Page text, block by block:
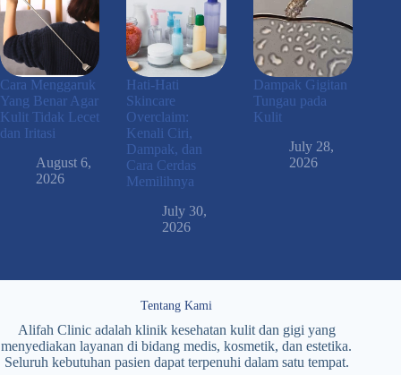
Cara Menggaruk
Yang Benar Agar
Kulit Tidak Lecet
dan Iritasi
August 6,
2026
Hati-Hati
Skincare
Overclaim:
Kenali Ciri,
Dampak, dan
Cara Cerdas
Memilihnya
July 30,
2026
Dampak Gigitan
Tungau pada
Kulit
July 28,
2026
Tentang Kami
Alifah Clinic adalah klinik kesehatan kulit dan gigi yang
menyediakan layanan di bidang medis, kosmetik, dan estetika.
Seluruh kebutuhan pasien dapat terpenuhi dalam satu tempat.